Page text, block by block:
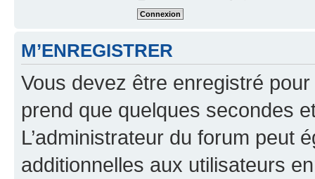
M’ENREGISTRER
Vous devez être enregistré
prend que quelques secondes
L’administrateur du forum peut
additionnelles aux utilisateurs